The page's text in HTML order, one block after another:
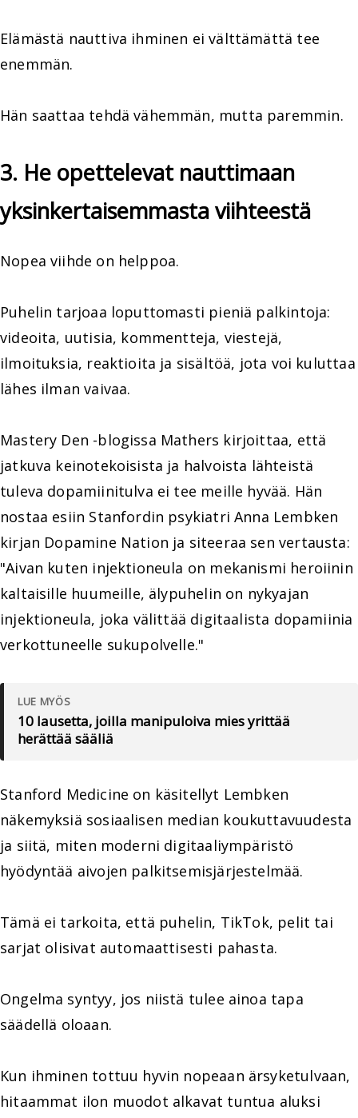
Elämästä nauttiva ihminen ei välttämättä tee
enemmän.
Hän saattaa tehdä vähemmän, mutta paremmin.
3. He opettelevat nauttimaan
yksinkertaisemmasta viihteestä
Nopea viihde on helppoa.
Puhelin tarjoaa loputtomasti pieniä palkintoja:
videoita, uutisia, kommentteja, viestejä,
ilmoituksia, reaktioita ja sisältöä, jota voi kuluttaa
lähes ilman vaivaa.
Mastery Den -blogissa Mathers kirjoittaa, että
jatkuva keinotekoisista ja halvoista lähteistä
tuleva dopamiinitulva ei tee meille hyvää. Hän
nostaa esiin Stanfordin psykiatri Anna Lembken
kirjan Dopamine Nation ja siteeraa sen vertausta:
"Aivan kuten injektioneula on mekanismi heroiinin
kaltaisille huumeille, älypuhelin on nykyajan
injektioneula, joka välittää digitaalista dopamiinia
verkottuneelle sukupolvelle."
LUE MYÖS
10 lausetta, joilla manipuloiva mies yrittää
herättää sääliä
Stanford Medicine on käsitellyt Lembken
näkemyksiä sosiaalisen median koukuttavuudesta
ja siitä, miten moderni digitaaliympäristö
hyödyntää aivojen palkitsemisjärjestelmää.
Tämä ei tarkoita, että puhelin, TikTok, pelit tai
sarjat olisivat automaattisesti pahasta.
Ongelma syntyy, jos niistä tulee ainoa tapa
säädellä oloaan.
Kun ihminen tottuu hyvin nopeaan ärsyketulvaan,
hitaammat ilon muodot alkavat tuntua aluksi